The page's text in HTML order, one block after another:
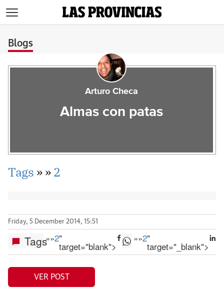
Blogs
Arturo Checa
Almas con patas
Tags »»2
Friday, 5 December 2014, 15:51
Tags»»2"
target="blank">
»»2"
target="_blank">
VER POST